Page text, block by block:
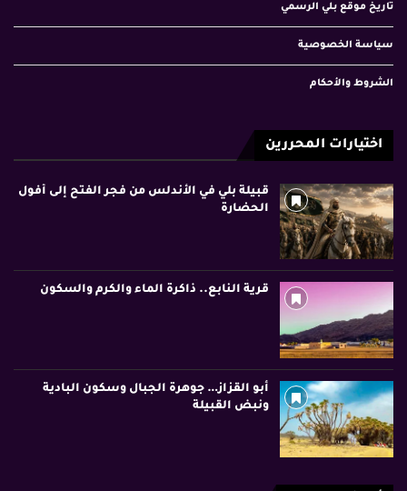
تاريخ موقع بلي الرسمي
سياسة الخصوصية
الشروط والأحكام
اختيارات المحررين
قبيلة بلي في الأندلس من فجر الفتح إلى أفول
الحضارة
قرية النابع.. ذاكرة الماء والكرم والسكون
أبو القزاز… جوهرة الجبال وسكون البادية
ونبض القبيلة